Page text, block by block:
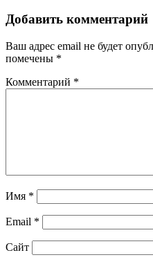
Добавить комментарий
Ваш адрес email не будет
помечены *
Комментарий *
Имя *
Email *
Сайт